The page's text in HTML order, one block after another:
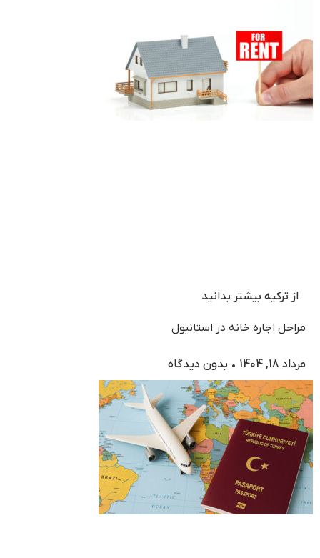
از ترکیه بیشتر بدانید
مراحل اجاره خانه در استانبول
مرداد 18, 1404 بدون دیدگاه